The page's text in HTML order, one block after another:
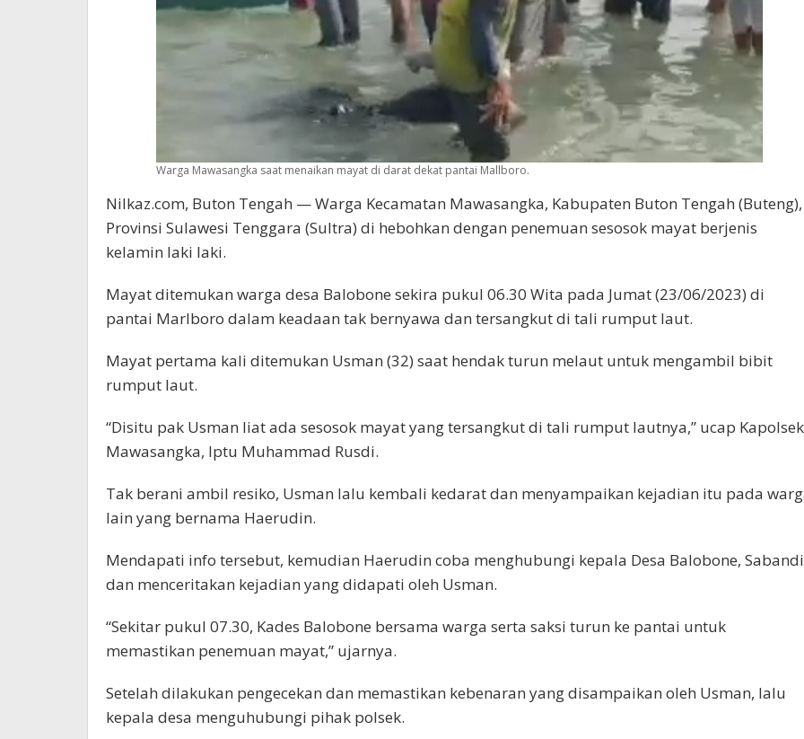
Warga Mawasangka saat menaikan mayat di darat dekat pantai Mallboro.
Nilkaz.com, Buton Tengah — Warga Kecamatan Mawasangka, Kabupaten Buton Tengah (Buteng),
Provinsi Sulawesi Tenggara (Sultra) di hebohkan dengan penemuan sesosok mayat berjenis
kelamin laki laki.
Mayat ditemukan warga desa Balobone sekira pukul 06.30 Wita pada Jumat (23/06/2023) di
pantai Marlboro dalam keadaan tak bernyawa dan tersangkut di tali rumput laut.
Mayat pertama kali ditemukan Usman (32) saat hendak turun melaut untuk mengambil bibit
rumput laut.
“Disitu pak Usman liat ada sesosok mayat yang tersangkut di tali rumput lautnya,” ucap Kapolsek
Mawasangka, Iptu Muhammad Rusdi.
Tak berani ambil resiko, Usman lalu kembali kedarat dan menyampaikan kejadian itu pada
lain yang bernama Haerudin.
Mendapati info tersebut, kemudian Haerudin coba menghubungi kepala Desa Balobone,
dan menceritakan kejadian yang didapati oleh Usman.
“Sekitar pukul 07.30, Kades Balobone bersama warga serta saksi turun ke pantai untuk
memastikan penemuan mayat,” ujarnya.
Setelah dilakukan pengecekan dan memastikan kebenaran yang disampaikan oleh Usman, lalu
kepala desa menguhubungi pihak polsek.